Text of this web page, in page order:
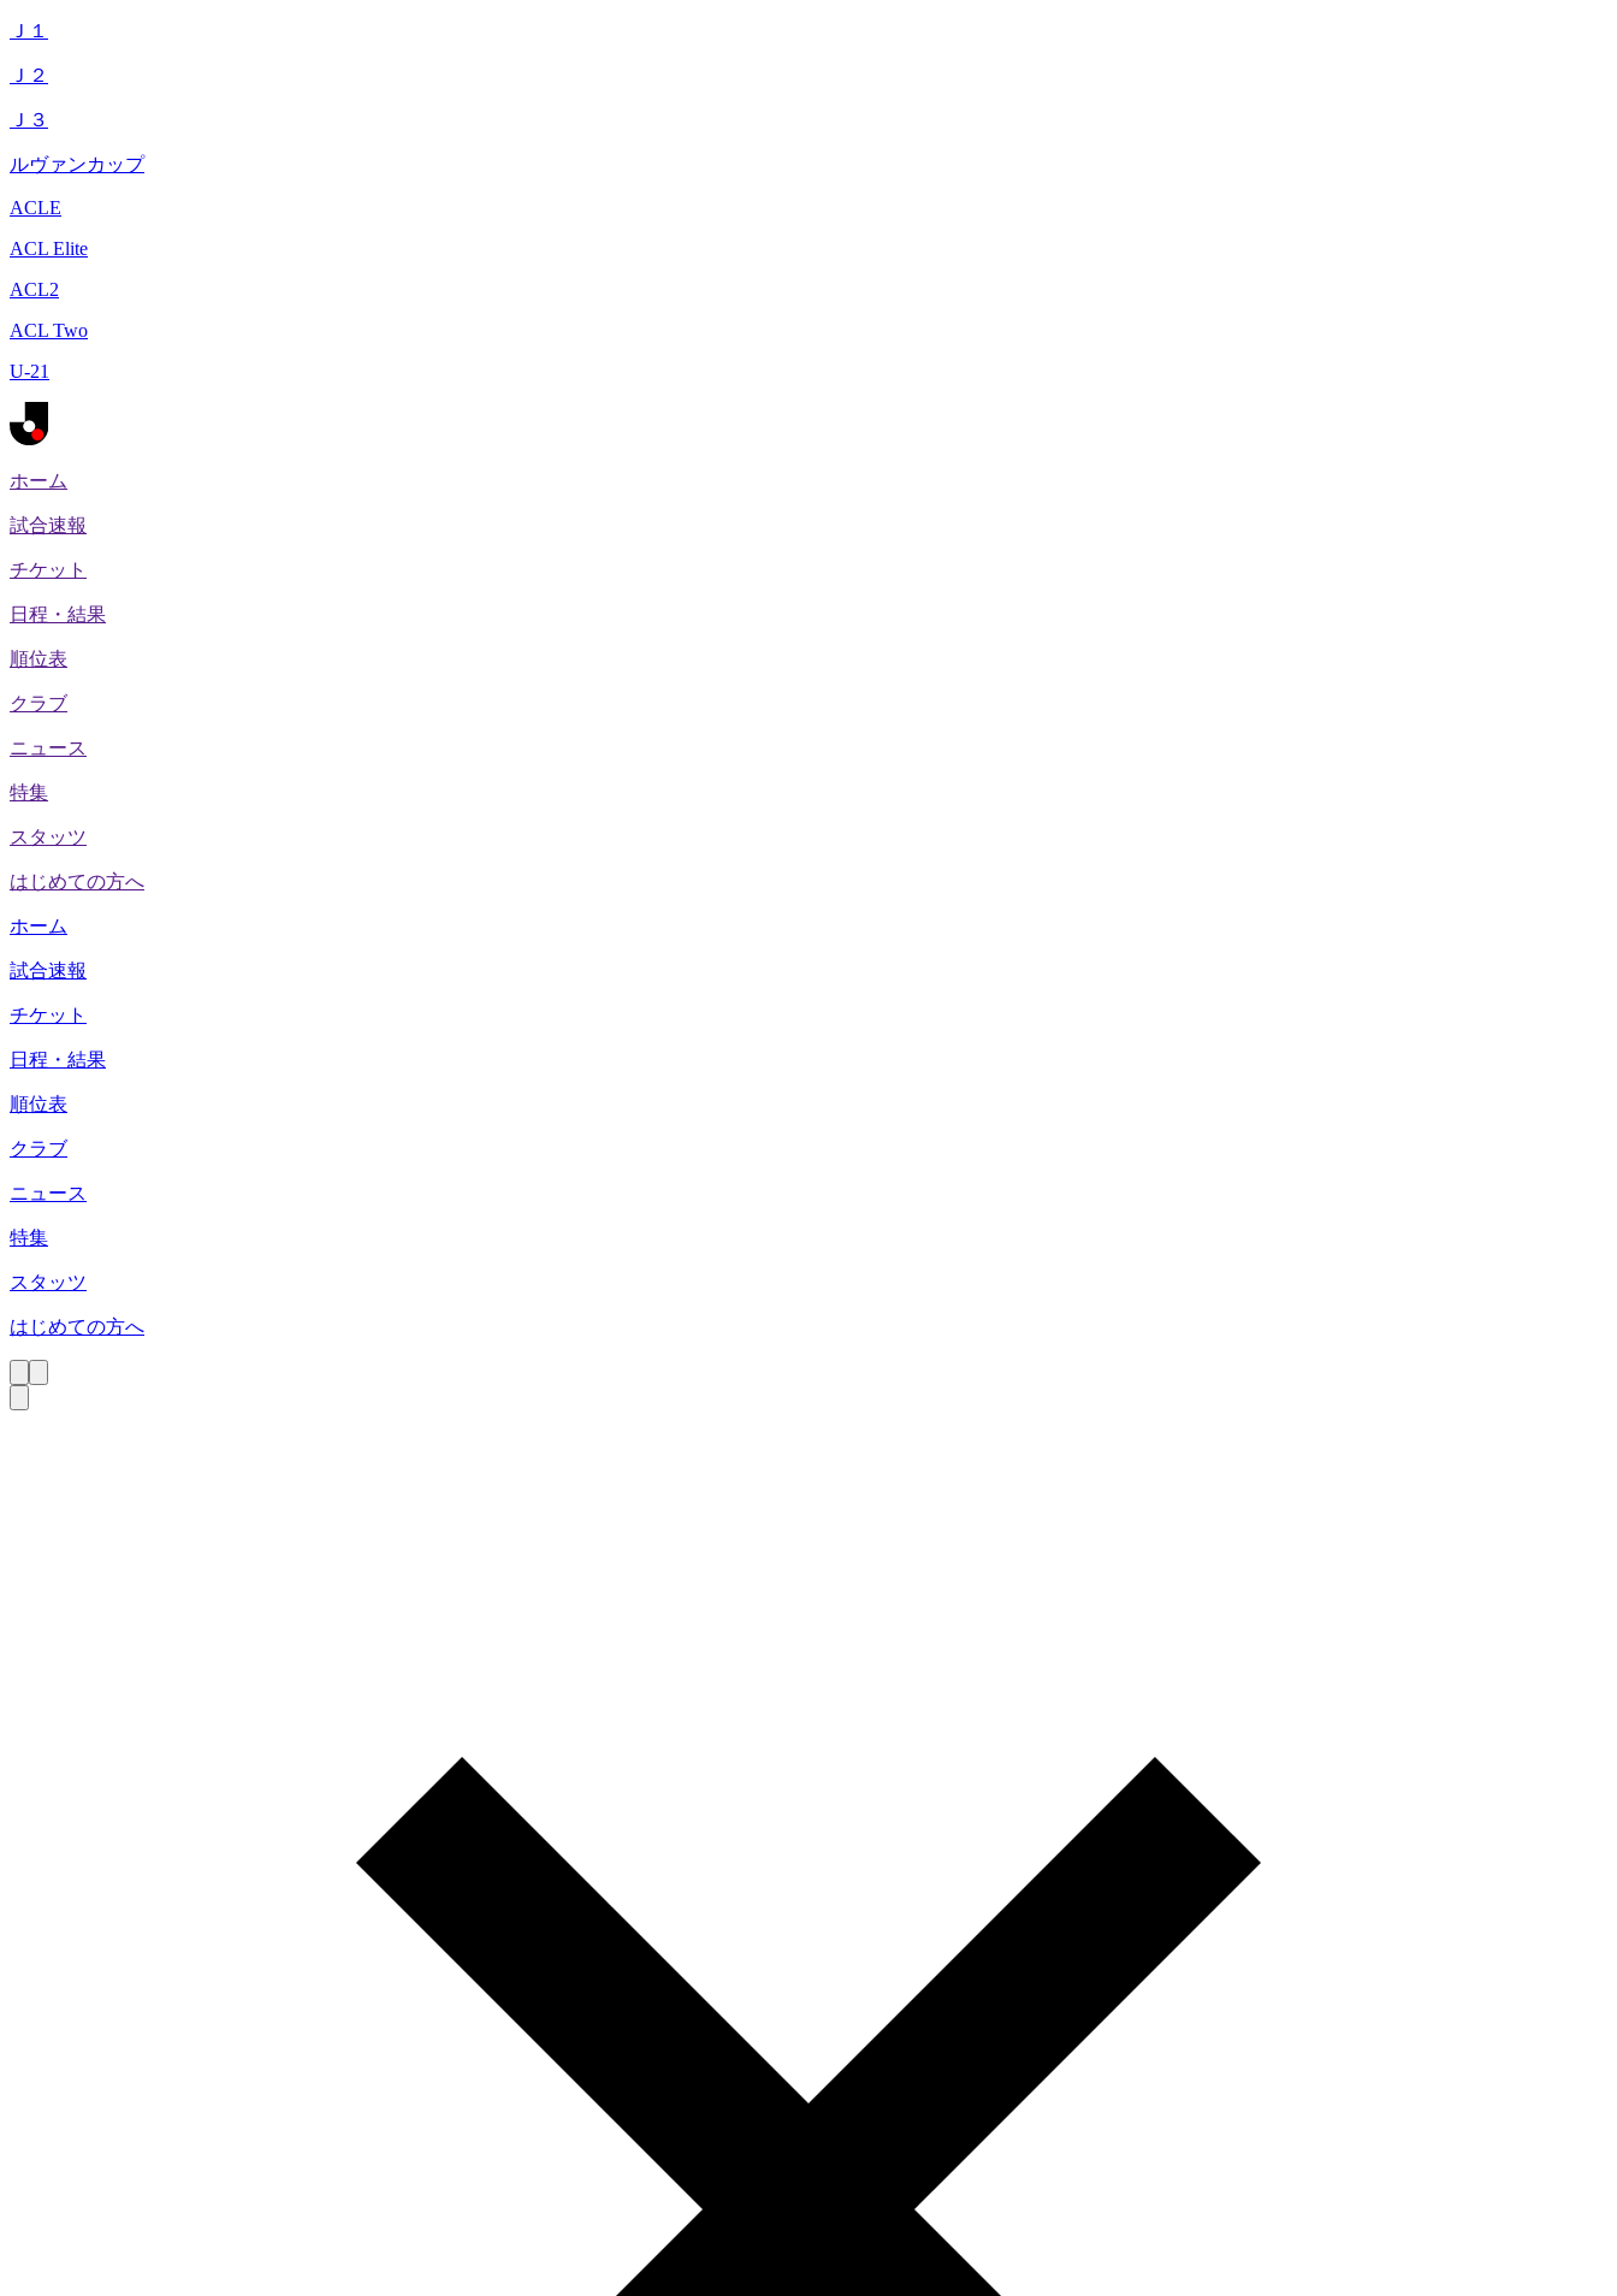
Ｊ１
Ｊ２
Ｊ３
ルヴァンカップ
ACLE
ACL Elite
ACL2
ACL Two
U-21
ホーム
試合速報
チケット
日程・結果
順位表
クラブ
ニュース
特集
スタッツ
はじめての方へ
ホーム
試合速報
チケット
日程・結果
順位表
クラブ
ニュース
特集
スタッツ
はじめての方へ